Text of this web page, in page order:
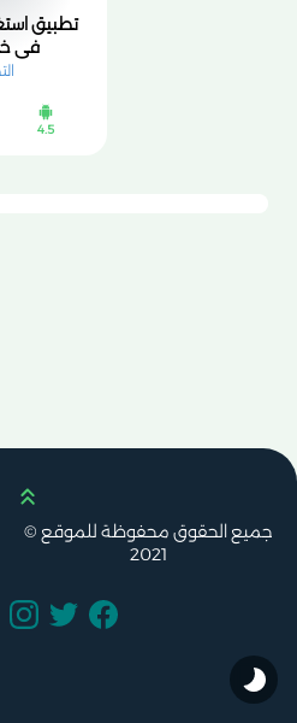
تطبيق
في
4.5
up
جميع الحقوق محفوظة للموقع ©
2021